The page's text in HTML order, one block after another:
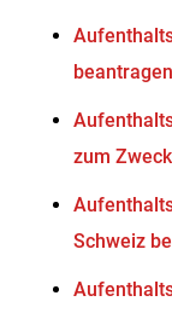
beantragen
zum
Schweiz